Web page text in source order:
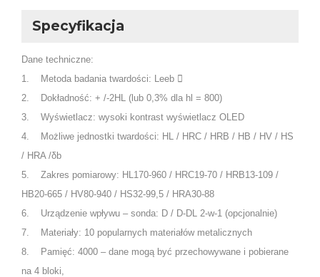
Specyfikacja
Dane techniczne:
1. Metoda badania twardości: Leeb 
2. Dokładność: + /-2HL (lub 0,3% dla hl = 800)
3. Wyświetlacz: wysoki kontrast wyświetlacz OLED
4. Możliwe jednostki twardości: HL / HRC / HRB / HB / HV / HS
/ HRA /δb
5. Zakres pomiarowy: HL170-960 / HRC19-70 / HRB13-109 /
HB20-665 / HV80-940 / HS32-99,5 / HRA30-88
6. Urządzenie wpływu – sonda: D / D-DL 2-w-1 (opcjonalnie)
7. Materiały: 10 popularnych materiałów metalicznych
8. Pamięć: 4000 – dane mogą być przechowywane i pobierane
na 4 bloki,